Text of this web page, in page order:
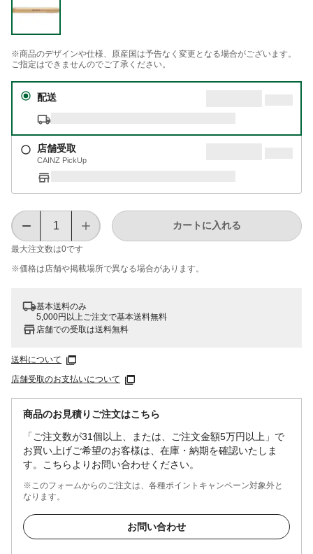
※商品のデザインや仕様、原産国は予告なく変更となる場合がございます。
ご指定はできませんのでご了承ください。
配送
店舗受取
CAINZ PickUp
最大注文数は0です
カートに入れる
※価格は​店舗や​掲載場所で​異なる​場合が​あります。
基本送料のみ
5,000円以上ご注文で基本送料無料
店舗での受取は送料無料
送料について
店舗受取のお支払いについて
商品のお見積りご注文はこちら
「ご注文数が31個以上、または、ご注文金額5万円以上」で
お買い上げご希望のお客様は、在庫・納期を確認いたしま
す。こちらよりお問い合わせください。
※このフォームからのご注文は、各種ポイントキャンペーン対象外と
なります。
お問い合わせ